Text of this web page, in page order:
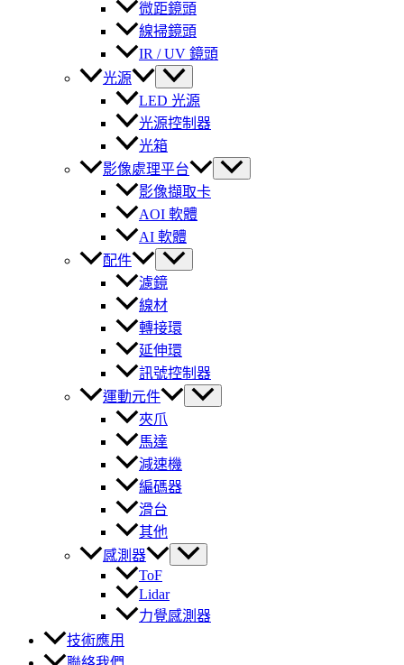
微距鏡頭
線掃鏡頭
IR / UV 鏡頭
光源
LED 光源
光源控制器
光箱
影像處理平台
影像擷取卡
AOI 軟體
AI 軟體
配件
濾鏡
線材
轉接環
延伸環
訊號控制器
運動元件
夾爪
馬達
減速機
編碼器
滑台
其他
感測器
ToF
Lidar
力覺感測器
技術應用